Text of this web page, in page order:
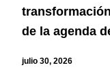
de la agenda
julio 30, 2026